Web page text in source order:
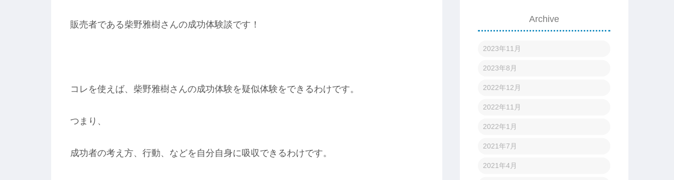
販売者である柴野雅樹さんの成功体験談です！
コレを使えば、柴野雅樹さんの成功体験を疑似体験をできるわけです。
つまり、
成功者の考え方、行動、などを自分自身に吸収できるわけです。
Archive
2023年11月
2023年8月
2022年12月
2022年11月
2022年1月
2021年7月
2021年4月